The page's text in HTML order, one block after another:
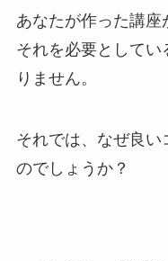
あなたが作った講座
それを必要として
りません。
それでは、なぜ良
のでしょうか？